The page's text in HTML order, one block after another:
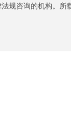
规咨询的机构。